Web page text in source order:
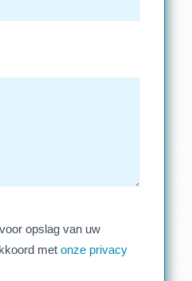
opslag van uw
met onze privacy